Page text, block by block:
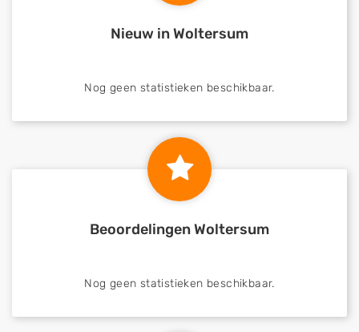
Nieuw in Woltersum
Nog geen statistieken beschikbaar.
Beoordelingen Woltersum
Nog geen statistieken beschikbaar.